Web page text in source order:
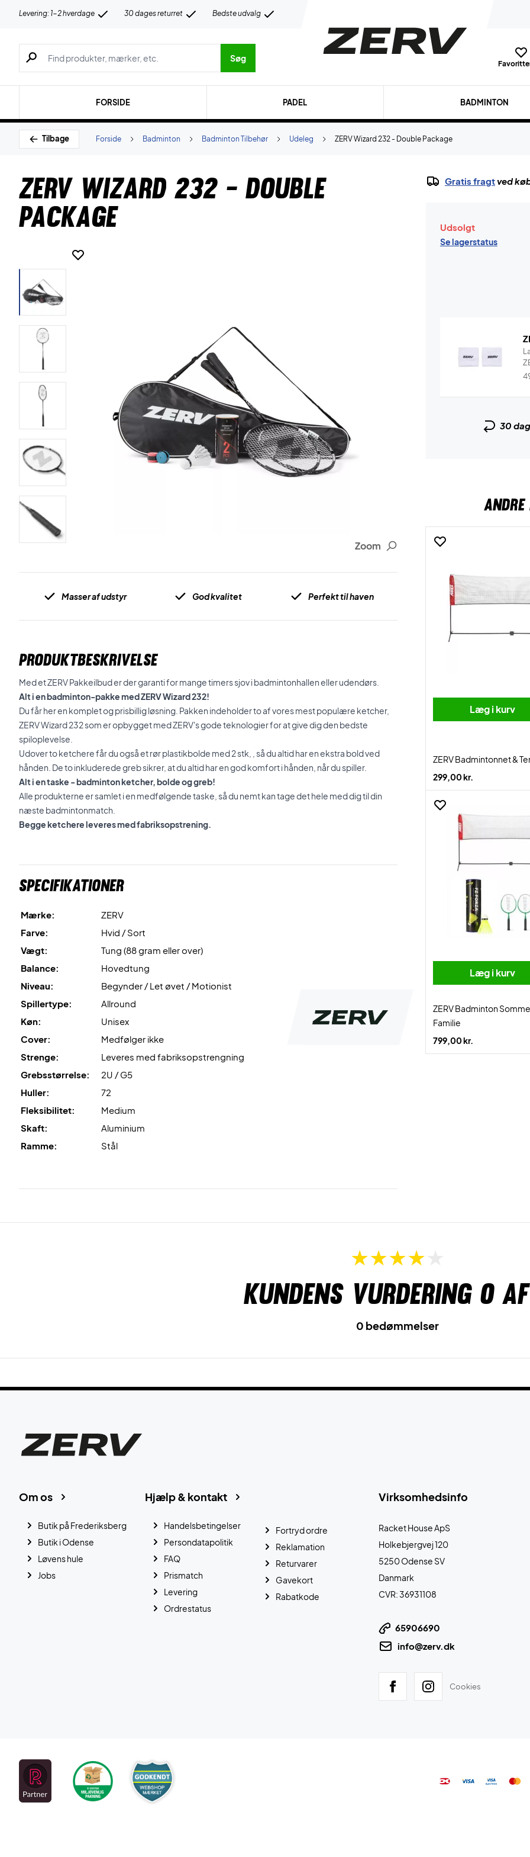
Levering: 1-2 hverdage 30 dages returret Bedste udvalg
Søg efter produkter, mærker etc.
Søg
FORSIDE PADEL BADMINTON
Tilbage ZERV Wizard 232 - Double Package
Udeleg
Badminton Tilbehør
Badminton
Forside
ZERV Wizard 232 - Double
Package
Zoom
Masser af udstyr God kvalitet Perfekt til haven
PRODUKTBESKRIVELSE
Med et ZERV Pakkeilbud er der garanti for mange timers sjov i badmintonhallen eller udendørs.
Alt i en badminton-pakke med ZERV Wizard 232!
Du får her en komplet og prisbillig løsning. Pakken indeholder to af vores mest populære ketcher,
ZERV Wizard 232 som er opbygget med ZERV's gode teknologier for at give dig den bedste
spiloplevelse.
Udover to ketchere får du også et rør plastikbolde med 2 stk, , så du altid har en ekstra bold ved
hånden. De to inkluderede greb sikrer, at du altid har en god komfort i hånden, når du spiller.
Alt i en taske - badminton ketcher, bolde og greb!
Alle produkterne er samlet i en medfølgende taske, så du nemt kan tage det hele med dig til din
næste badmintonmatch.
Begge ketchere leveres med fabriksopstrening.
Specifikationer
Mærke:
ZERV
Farve:
Hvid / Sort
Vægt:
Tung (88 gram eller over)
Balance:
Hovedtung
Niveau:
Begynder / Let øvet / Motionist
Spillertype:
Allround
Køn:
Unisex
Cover:
Medfølger ikke
Strenge:
Leveres med fabriksopstrengning
Grebsstørrelse:
2U / G5
Huller:
72
Fleksibilitet:
Medium
Skaft:
Aluminium
Ramme:
Stål
Gratis fragtved
Udsolgt
Se lagerstatus
30
Læg i kurv
ZERV Badmintonnet &
299,00 kr.
Læg i kurv
ZERV Badminton
Familie
799,00 kr.
Kundens vurdering 0af
0 bedømmelser
Virksomhedsinfo
Racket House ApS
Holkebjergvej 120
5250 Odense SV
Danmark
CVR: 36931108
65906690
info@zerv.dk
Cookies
Hjælp & kontakt
Handelsbetingelser
Persondatapolitik
FAQ
Prismatch
Levering
Ordrestatus
Fortryd ordre
Reklamation
Returvarer
Gavekort
Rabatkode
Om os
Butik på Frederiksberg
Butik i Odense
Løvens hule
Jobs